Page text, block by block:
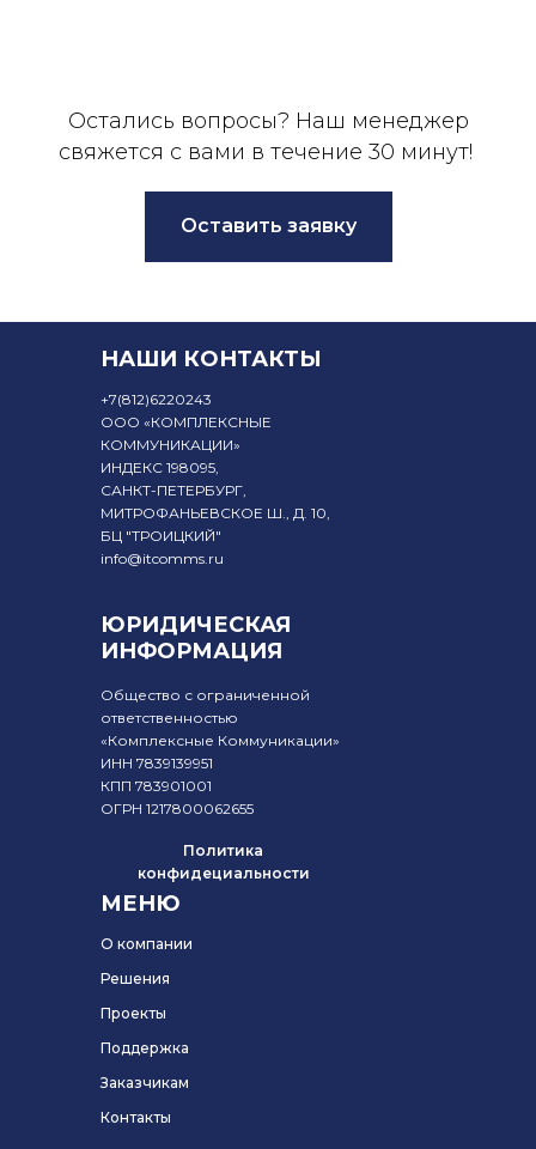
Остались вопросы? Наш менеджер
свяжется с вами в течение 30 минут!
Оставить заявку
НАШИ КОНТАКТЫ
МЕНЮ
ЮРИДИЧЕСКАЯ
ИНФОРМАЦИЯ
+7(812)6220243
ООО «КОМПЛЕКСНЫЕ
КОММУНИКАЦИИ»
ИНДЕКС 198095,
САНКТ-ПЕТЕРБУРГ,
МИТРОФАНЬЕВСКОЕ Ш., Д. 10,
БЦ "ТРОИЦКИЙ"
info@itcomms.ru
Общество с ограниченной
ответственностью
«Комплексные Коммуникации»
ИНН 7839139951
КПП 783901001
ОГРН 1217800062655
О компании
Решения
Проекты
Поддержка
Заказчикам
Контакты
Политика
конфидециальности